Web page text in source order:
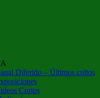
Diferido – Últimos cultos
Cortos